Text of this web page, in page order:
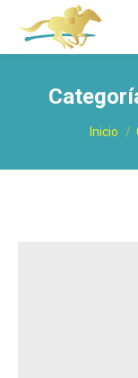
Estás
Inicio